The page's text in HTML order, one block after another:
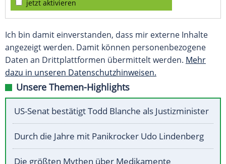
jetzt aktivieren
Ich bin damit einverstanden, dass mir externe Inhalte
angezeigt werden. Damit können personenbezogene
Daten an Drittplattformen übermittelt werden. Mehr
dazu in unseren Datenschutzhinweisen.
Unsere Themen-Highlights
US-Senat bestätigt Todd Blanche als Justizminister
Durch die Jahre mit Panikrocker Udo Lindenberg
Die größten Mythen über Medikamente